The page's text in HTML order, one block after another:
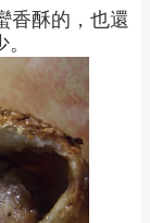
香酥的，也還